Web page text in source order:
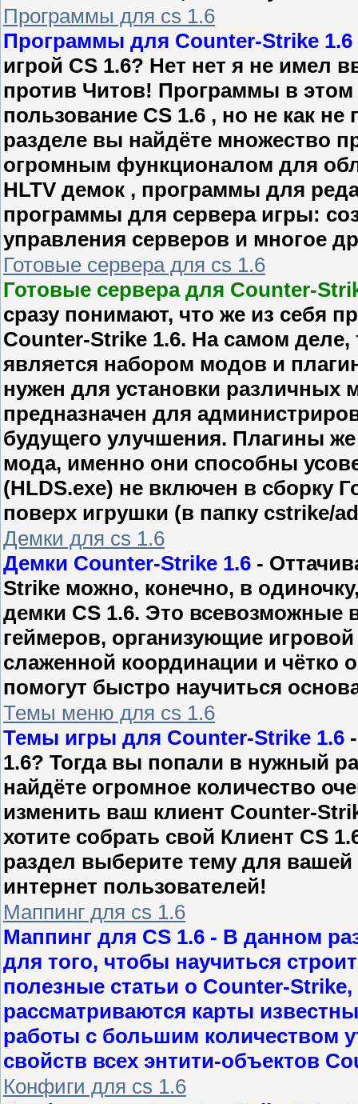
Программы для cs 1.6
Программы для Counter-Strike 1.6
игрой CS 1.6? Нет нет я не имел
против Читов! Программы в этом
пользование CS 1.6 , но не как
разделе вы найдёте множество
огромным функционалом для
HLTV демок , программы для
программы для сервера игры:
управления серверов и многое
Готовые сервера для cs 1.6
Готовые сервера для Counter-
сразу понимают, что же из себя
Counter-Strike 1.6. На самом
является набором модов и
нужен для установки различных
предназначен для
будущего улучшения. Плагины
мода, именно они способны
(HLDS.exe) не включен в сборку
поверх игрушки (в папку cstrike/
Демки для cs 1.6
Демки Counter-Strike 1.6 -
Strike можно, конечно, в
демки CS 1.6. Это
геймеров, организующие
слаженной координации и чётко
помогут быстро научиться
Темы меню для cs 1.6
Темы игры для Counter-Strike 1.6
1.6? Тогда вы попали в нужный
найдёте огромное количество
изменить ваш клиент Counter-
хотите собрать свой Клиент CS
раздел выберите тему для
интернет пользователей!
Маппинг для cs 1.6
Маппинг для CS 1.6 - В данном
для того, чтобы научиться
полезные статьи о Counter-
рассматриваются карты
работы с большим количеством
свойств всех энтити-объектов
Конфиги для cs 1.6